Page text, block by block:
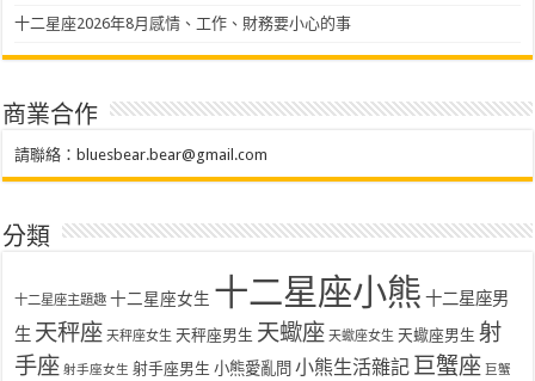
十二星座2026年8月感情、工作、財務要小心的事
商業合作
請聯絡： bluesbear.bear@gmail.com
分類
十二星座主題趣 十二星座女生 十二星座小熊 十二星座男
生 天秤座 天秤座女生 天秤座男生 天蠍座 天蠍座女生 天蠍座男生 射
手座 射手座女生 射手座男生 小熊愛亂問 小熊生活雜記 巨蟹座 巨蟹